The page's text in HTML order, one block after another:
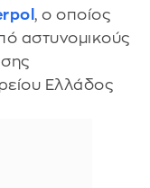
, ο οποίος
αστυνομικούς
Ελλάδος